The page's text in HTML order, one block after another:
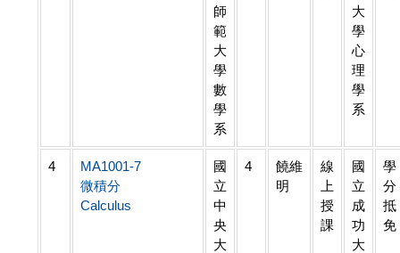
師
範
大
學
數
學
系
大
學
心
理
學
系
4
MA1001-7
微積分
Calculus
國
立
中
央
大
4
饒維
明
線
上
授
課
國
立
成
功
大
學
分
抵
免